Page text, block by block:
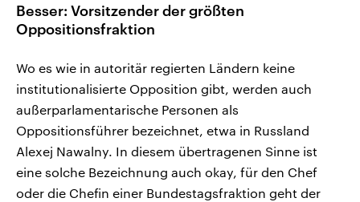
Besser: Vorsitzender der größten
Oppositionsfraktion
Wo es wie in autoritär regierten Ländern keine
institutionalisierte Opposition gibt, werden auch
außerparlamentarische Personen als
Oppositionsführer bezeichnet, etwa in Russland
Alexej Nawalny. In diesem übertragenen Sinne ist
eine solche Bezeichnung auch okay, für den Chef
oder die Chefin einer Bundestagsfraktion geht der